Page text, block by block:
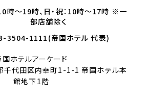
時～19時、日・祝：10時～17時 ※一
部店舗除く
3504-1111(帝国ホテル 代表)
国ホテルアーケード
代田区内幸町1-1-1 帝国ホテル本
館地下1階